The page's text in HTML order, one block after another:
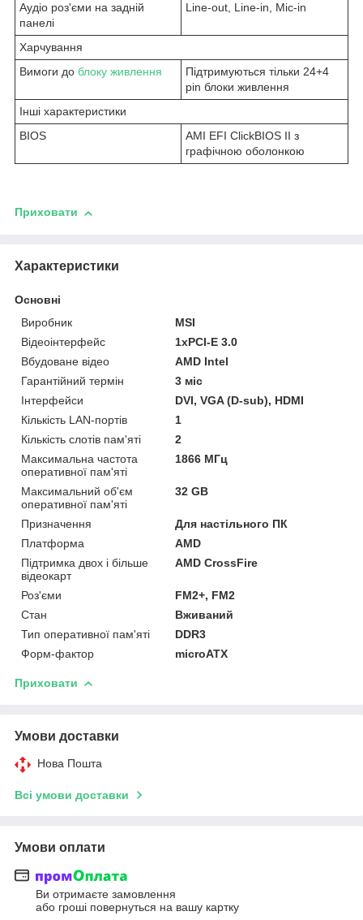
Аудіо роз'єми на задній
панелі
Line-out, Line-in, Mic-in
Харчування
Вимоги до блоку живлення
Підтримуються тільки 24+4
pin блоки живлення
Інші характеристики
BIOS
AMI EFI ClickBIOS II з
графічною оболонкою
Приховати
Характеристики
Основні
Виробник
MSI
Відеоінтерфейс
1xPCI-E 3.0
Вбудоване відео
AMD Intel
Гарантійний термін
3 міс
Інтерфейси
DVI, VGA (D-sub), HDMI
Кількість LAN-портів
1
Кількість слотів пам'яті
2
Максимальна частота
оперативної пам'яті
1866 МГц
Максимальний об'єм
оперативної пам'яті
32 GB
Призначення
Для настільного ПК
Платформа
AMD
Підтримка двох і більше
відеокарт
AMD CrossFire
Роз'єми
FM2+, FM2
Стан
Вживаний
Тип оперативної пам'яті
DDR3
Форм-фактор
microATX
Приховати
Умови доставки
Нова Пошта
Всі умови доставки
Умови оплати
Ви отримаєте замовлення
або гроші повернуться на вашу картку